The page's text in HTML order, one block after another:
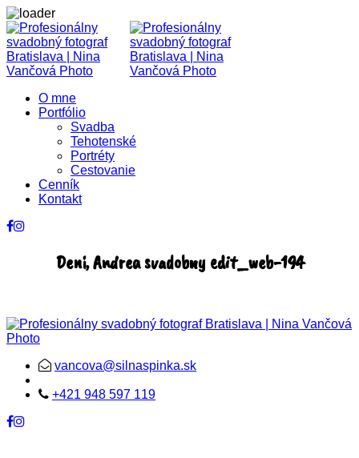
O mne
Portfólio
Svadba
Tehotenské
Portréty
Cestovanie
Cenník
Kontakt
Deni, Andrea svadobny edit_web-194
vancova@silnaspinka.sk
+421 948 597 119